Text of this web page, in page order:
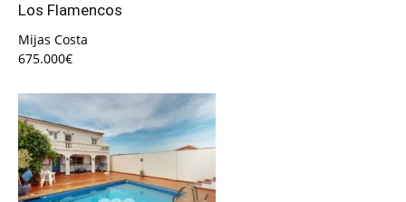
Los Flamencos
Mijas Costa
675.000€